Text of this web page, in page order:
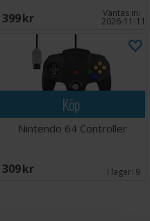
399 SEK Väntas in:
2026-11-11
Köp
Nintendo 64 Controller
309 SEK I lager: 9